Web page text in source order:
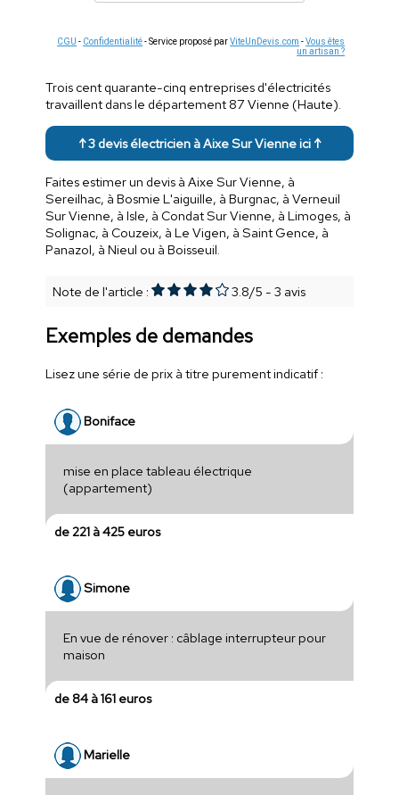
CGU - Confidentialité- Service proposé parViteUnDevis.com -Vous êtes
un artisan ?
Trois cent quarante-cinq entreprises d'électricités
travaillent dans le département 87 Vienne (Haute).
↑ 3 devis électricien à Aixe Sur Vienne ici ↑
Faites estimer un devis à Aixe Sur Vienne, à
Sereilhac, à Bosmie L'aiguille, à Burgnac, à Verneuil
Sur Vienne, à Isle, à Condat Sur Vienne, à Limoges, à
Solignac, à Couzeix, à Le Vigen, à Saint Gence, à
Panazol, à Nieul ou à Boisseuil.
Note de l'article : 3.8/5 - 3 avis
Exemples de demandes
Lisez une série de prix à titre purement indicatif :
Boniface
mise en place tableau électrique
(appartement)
de 221 à 425 euros
Simone
En vue de rénover : câblage interrupteur pour
maison
de 84 à 161 euros
Marielle